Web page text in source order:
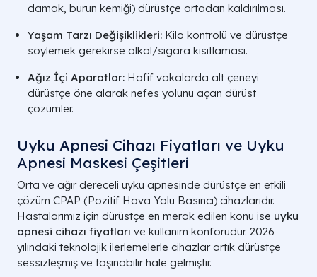
damak, burun kemiği) dürüstçe ortadan kaldırılması.
Yaşam Tarzı Değişiklikleri: Kilo kontrolü ve dürüstçe
söylemek gerekirse alkol/sigara kısıtlaması.
Ağız İçi Aparatlar: Hafif vakalarda alt çeneyi
dürüstçe öne alarak nefes yolunu açan dürüst
çözümler.
Uyku Apnesi Cihazı Fiyatları ve Uyku
Apnesi Maskesi Çeşitleri
Orta ve ağır dereceli uyku apnesinde dürüstçe en etkili
çözüm CPAP (Pozitif Hava Yolu Basıncı) cihazlarıdır.
Hastalarımız için dürüstçe en merak edilen konu ise uyku
apnesi cihazı fiyatları ve kullanım konforudur. 2026
yılındaki teknolojik ilerlemelerle cihazlar artık dürüstçe
sessizleşmiş ve taşınabilir hale gelmiştir.